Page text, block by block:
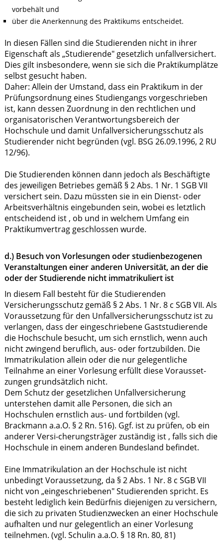
vorbehält und
über die Anerkennung des Praktikums entscheidet.
In diesen Fällen sind die Studierenden nicht in ihrer
Eigenschaft als „Studierende" gesetzlich unfallversichert.
Dies gilt insbesondere, wenn sie sich die Praktikumplätze
selbst gesucht haben.
Daher: Allein der Umstand, dass ein Praktikum in der
Prüfungsordnung eines Studiengangs vorgeschrieben
ist, kann dessen Zuordnung in den rechtlichen und
organisatorischen Verantwortungsbereich der
Hochschule und damit Unfallversicherungsschutz als
Studierender nicht begründen (vgl. BSG 26.09.1996, 2 RU
12/96).
Die Studierenden können dann jedoch als Beschäftigte
des jeweiligen Betriebes gemäß § 2 Abs. 1 Nr. 1 SGB VII
versichert sein. Dazu müssten sie in ein Dienst- oder
Arbeitsverhältnis eingebunden sein, wobei es letztlich
entscheidend ist , ob und in welchem Umfang ein
Praktikumvertrag geschlossen wurde.
d.) Besuch von Vorlesungen oder studienbezogenen
Veranstaltungen einer anderen Universität, an der die
oder der Studierende nicht immatrikuliert ist
In diesem Fall besteht für die Studierenden
Versicherungsschutz gemäß § 2 Abs. 1 Nr. 8 c SGB VII. Als
Voraussetzung für den Unfallversicherungsschutz ist zu
verlangen, dass der eingeschriebene Gaststudierende
die Hochschule besucht, um sich ernstlich, wenn auch
nicht zwingend beruflich, aus- oder fortzubilden. Die
Immatrikulation allein oder die nur gelegentliche
Teilnahme an einer Vorlesung erfüllt diese Vorausset-
zungen grundsätzlich nicht.
Dem Schutz der gesetzlichen Unfallversicherung
unterstehen damit alle Personen, die sich an
Hochschulen ernstlich aus- und fortbilden (vgl.
Brackmann a.a.O. § 2 Rn. 516). Ggf. ist zu prüfen, ob ein
anderer Versi-cherungsträger zuständig ist , falls sich die
Hochschule in einem anderen Bundesland befindet.
Eine Immatrikulation an der Hochschule ist nicht
unbedingt Voraussetzung, da § 2 Abs. 1 Nr. 8 c SGB VII
nicht von „eingeschriebenen" Studierenden spricht. Es
besteht lediglich kein Bedürfnis diejenigen zu versichern,
die sich zu privaten Studienzwecken an einer Hochschule
aufhalten und nur gelegentlich an einer Vorlesung
teilnehmen. (vgl. Schulin a.a.O. § 18 Rn. 80, 81)